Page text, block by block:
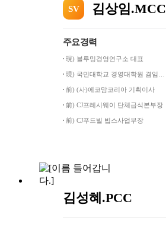
SV 김상임.MCC
주요경력
現) 블루밍경영연구소 대표
現) 국민대학교 경영대학원 겸임교
前) (사)에코맘코리아 기획이사
前) CJ프레시웨이 단체급식본부장
前) CJ푸드빌 빕스사업부장
김성혜.PCC